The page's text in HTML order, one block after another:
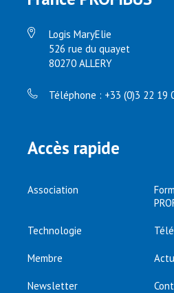
Logis MaryElie
526 rue du quayet
80270 ALLERY
Téléphone : +33 (0)3 22 19
Accès rapide
Association
Technologie
Membre
Newsletter